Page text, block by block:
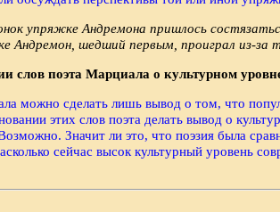
упряжке Андремона пришлось
Андремон, шедший первым, проиграл из-за
слов поэта Марциа­ла о культурном
можно сделать лишь вывод о том, что
этих слов поэта делать вывод о
Значит ли это, что поэзия была
сейчас высок культурный уровень